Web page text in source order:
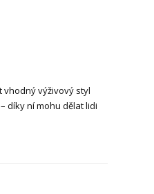
vhodný výživový styl
díky ní mohu dělat lidi